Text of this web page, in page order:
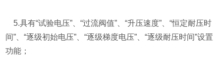
5.具有“试验电压”、“过流阀值”、“升压速度”、“恒定耐压时
间”、“逐级初始电压”、“逐级梯度电压”、“逐级耐压时间”设置
功能；